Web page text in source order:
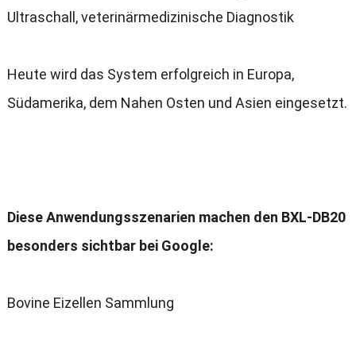
Ultraschall, veterinärmedizinische Diagnostik
Heute wird das System erfolgreich in Europa,
Südamerika, dem Nahen Osten und Asien eingesetzt.
Diese Anwendungsszenarien machen den BXL-DB20
besonders sichtbar bei Google:
Bovine Eizellen Sammlung